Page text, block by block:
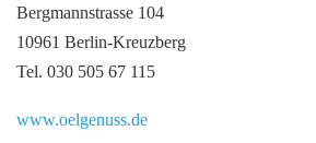
Bergmannstrasse 104
10961 Berlin-Kreuzberg
Tel. 030 505 67 115
www.oelgenuss.de